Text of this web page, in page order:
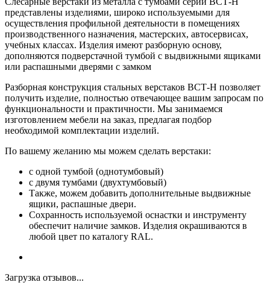
представлены изделиями, широко используемыми для
осуществления профильной деятельности в помещениях
производственного назначения, мастерских, автосервисах,
учебных классах. Изделия имеют разборную основу,
дополняются подверстачной тумбой с выдвижными ящиками
или распашными дверями с замком
Разборная конструкция стальных верстаков ВСТ-Н позволяет
получить изделие, полностью отвечающее вашим запросам по
функциональности и практичности. Мы занимаемся
изготовлением мебели на заказ, предлагая подбор
необходимой комплектации изделий.
По вашему желанию мы можем сделать верстаки:
с одной тумбой (однотумбовый)
с двумя тумбами (двухтумбовый)
Также, можем добавить дополнительные выдвижные
ящики, распашные двери.
Сохранность используемой оснастки и инструменту
обеспечит наличие замков. Изделия окрашиваются в
любой цвет по каталогу RAL.
Загрузка отзывов...